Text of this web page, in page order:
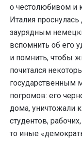
о честолюбивом и
Италия
заурядным
вспомнить об его
и помнить, чтобы
почитался
государственным
погромов: его
дома, уничтожали
студентов,
то иные